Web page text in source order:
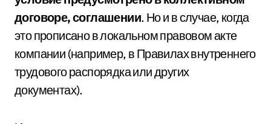
договоре, соглашении. Но и в случае, когда
это прописано в локальном правовом акте
компании (например, в Правилах внутреннего
трудового распорядка или других
документах).